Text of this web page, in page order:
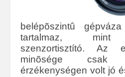
belépõszintû
tartalmaz, mint
szenzortisztító. Az
minõsége
érzékenységen volt jó